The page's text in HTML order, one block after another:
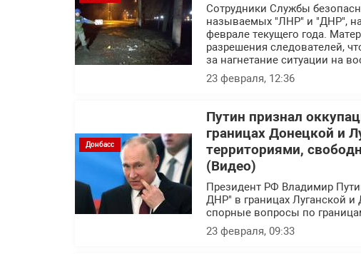
Сотрудники Службы
называемых "ЛНР" и "ДНР",
феврале текущего года.
разрешения следователей,
за нагнетание ситуации на
23 февраля, 12:36
Донбасс
Путин признал
границах Донецкой и
территориями,
(Видео)
Президент РФ Владимир
ДНР" в границах Луганской и
спорные вопросы по
23 февраля, 09:33